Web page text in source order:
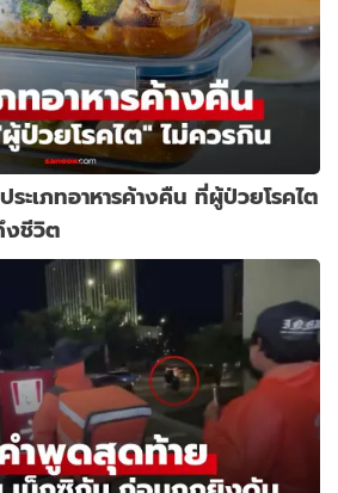
ะเภทอาหารค้างคืน ที่ผู้ป่วยโรคไต
งชีวิต